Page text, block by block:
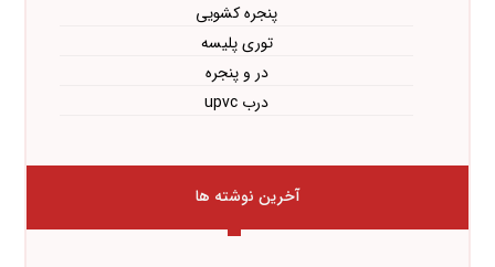
پنجره کشویی
توری پلیسه
در و پنجره
درب upvc
آخرین نوشته ها